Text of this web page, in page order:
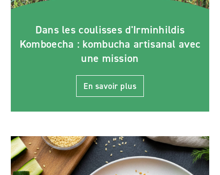
Dans les coulisses d'Irminhildis
Komboecha : kombucha artisanal avec
une mission
En savoir plus